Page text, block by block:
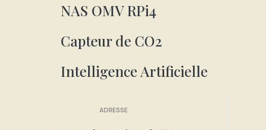
NAS OMV RPi4
Capteur de CO2
Intelligence Artificielle
ADRESSE